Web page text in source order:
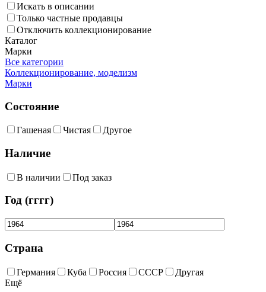
Искать в описании
Только частные продавцы
Отключить коллекционирование
Каталог
Марки
Все категории
Коллекционирование, моделизм
Марки
Состояние
Гашеная Чистая Другое
Наличие
В наличии Под заказ
Год (гггг)
Страна
Германия Куба Россия СССР
Другая
Ещё